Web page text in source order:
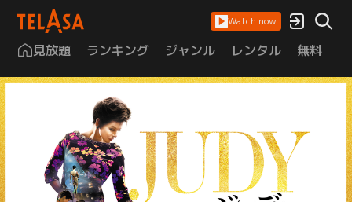
Watch now
見放題 ランキング ジャンル レンタル 無料